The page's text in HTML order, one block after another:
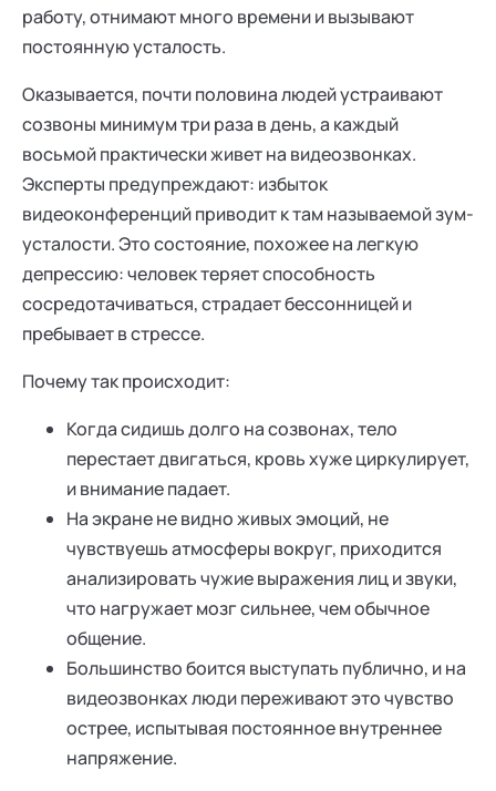
работу, отнимают много времени и вызывают
постоянную усталость.
Оказывается, почти половина людей устраивают
созвоны минимум три раза в день, а каждый
восьмой практически живет на видеозвонках.
Эксперты предупреждают: избыток
видеоконференций приводит к там называемой зум-
усталости. Это состояние, похожее на легкую
депрессию: человек теряет способность
сосредотачиваться, страдает бессонницей и
пребывает в стрессе.
Почему так происходит:
Когда сидишь долго на созвонах, тело
перестает двигаться, кровь хуже циркулирует,
и внимание падает.
На экране не видно живых эмоций, не
чувствуешь атмосферы вокруг, приходится
анализировать чужие выражения лиц и звуки,
что нагружает мозг сильнее, чем обычное
общение.
Большинство боится выступать публично, и на
видеозвонках люди переживают это чувство
острее, испытывая постоянное внутреннее
напряжение.